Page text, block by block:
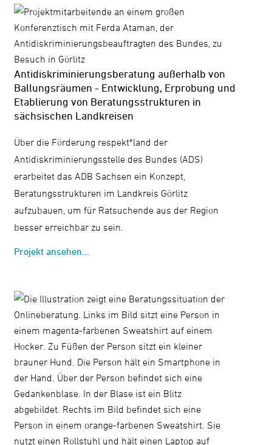
Antidiskriminierungsberatung außerhalb von
Ballungsräumen - Entwicklung, Erprobung und
Etablierung von Beratungsstrukturen in
sächsischen Landkreisen
Über die Förderung respekt*land der
Antidiskriminierungsstelle des Bundes (ADS)
erarbeitet das ADB Sachsen ein Konzept,
Beratungsstrukturen im Landkreis Görlitz
aufzubauen, um für Ratsuchende aus der Region
besser erreichbar zu sein.
Projekt ansehen...